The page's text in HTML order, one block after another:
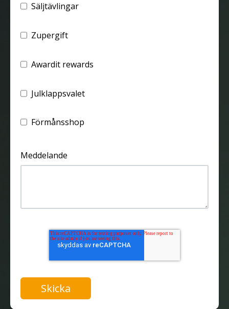
Säljtävlingar
Zupergift
Awardit rewards
Julklappsvalet
Förmånsshop
Meddelande